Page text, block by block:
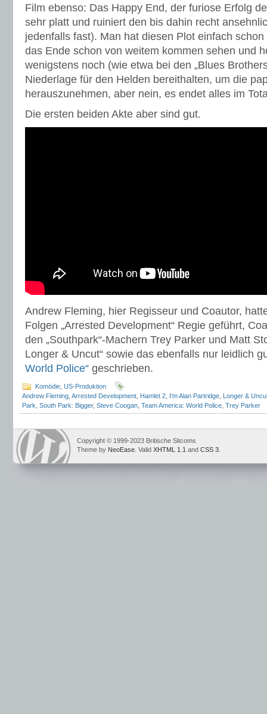
Film ebenso: Das Happy End, der furiose Erfolg
sehr platt und ruiniert den bis dahin recht
jedenfalls fast). Man hat diesen Plot einfach
das Ende schon von weitem kommen sehen und
wenigstens noch (wie etwa bei den „Blues
Niederlage für den Helden bereithalten, um die
herauszunehmen, aber nein, es endet alles im
Die ersten beiden Akte aber sind gut.
Andrew Fleming, hier Regisseur und Coautor,
Folgen „Arrested Development“ Regie geführt,
den „Southpark“-Machern Trey Parker und Matt
Longer & Uncut“ sowie das ebenfalls nur leidlich
World Police“ geschrieben.
Komödie US-Produktion
Andrew Fleming Arrested Development Hamlet 2 I'm Alan Partridge Longer &
Park South Park: Bigger, Steve Coogan Team America: World Police Trey Parker
Copyright © 1999-2023 Britische Sitcoms
Theme by NeoEase . Valid XHTML 1.1 and CSS 3